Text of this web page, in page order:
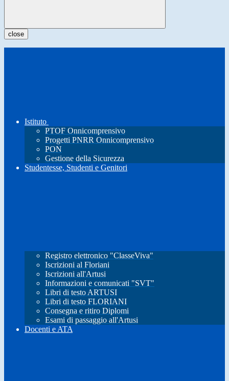
close
Istituto
PTOF Onnicomprensivo
Progetti PNRR Onnicomprensivo
PON
Gestione della Sicurezza
Studentesse, Studenti e Genitori
Registro elettronico "ClasseViva"
Iscrizioni al Floriani
Iscrizioni all'Artusi
Informazioni e comunicati "SVT"
Libri di testo ARTUSI
Libri di testo FLORIANI
Consegna e ritiro Diplomi
Esami di passaggio all'Artusi
Docenti e ATA